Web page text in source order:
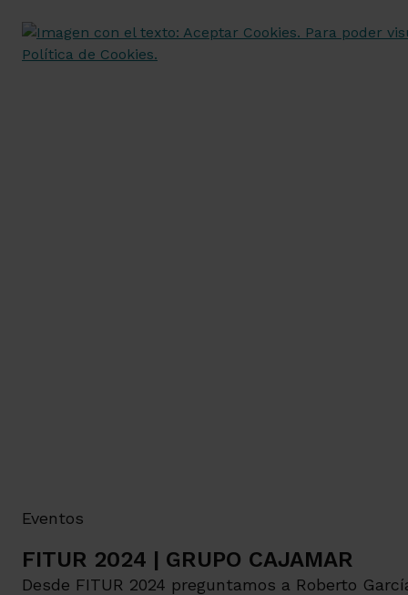
Eventos
FITUR 2024 | GRUPO CAJAMAR
Desde FITUR 2024 preguntamos a Roberto